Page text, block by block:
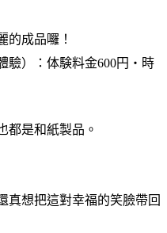
的成品囉！
驗）：体験料金600円・時
都是和紙製品。
真想把這對幸福的笑臉帶回